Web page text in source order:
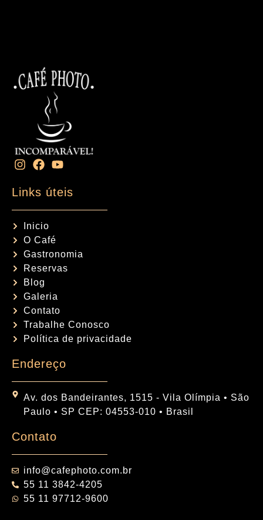
Links úteis
Inicio
O Café
Gastronomia
Reservas
Blog
Galeria
Contato
Trabalhe Conosco
Política de privacidade
Endereço
Av. dos Bandeirantes, 1515 - Vila Olímpia • São
Paulo • SP CEP: 04553-010 • Brasil
Contato
info@cafephoto.com.br
55 11 3842-4205
55 11 97712-9600